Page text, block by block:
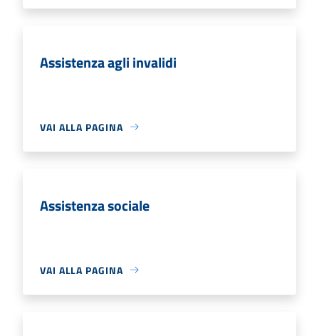
Assistenza agli invalidi
VAI ALLA PAGINA
Assistenza sociale
VAI ALLA PAGINA